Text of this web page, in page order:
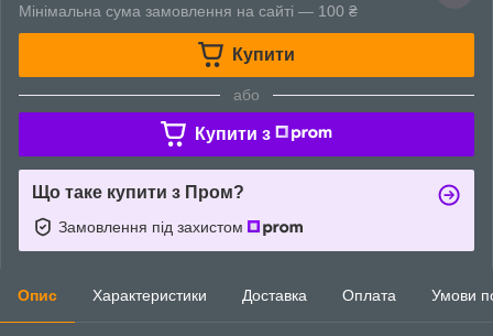
Мінімальна сума замовлення на сайті — 100 ₴
Купити
або
Купити з
Що таке купити з Пром?
Замовлення під захистом
Опис Характеристики Доставка Оплата Умови